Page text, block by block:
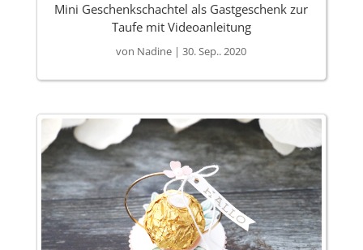
Mini Geschenkschachtel als Gastgeschenk zur
Taufe mit Videoanleitung
von Nadine |30. Sep.. 2020